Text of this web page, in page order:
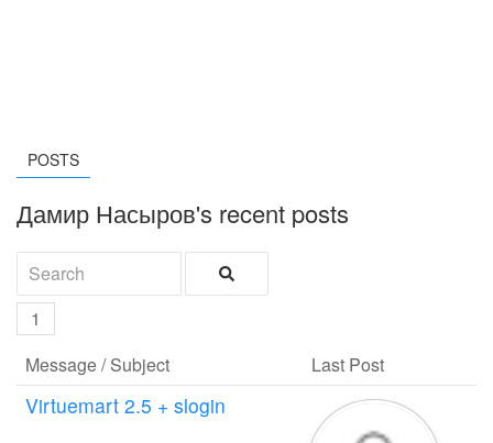
POSTS
Дамир Насыров's recent posts
1
Message / Subject
Last Post
Virtuemart 2.5 + slogin